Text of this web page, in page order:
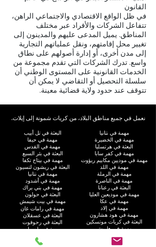
القانون
في ظل الواقع الاقتصادي والاجتماعي الراهن،
تتفاعل الشركات والأفراد عبر مختلف
المناطق. يميل المدعى عليهم والمدينون إلى
تغيير محل إقامتهم، ونقل عملياتهم التجارية
إلى مدن أخرى، أو إدارة أصولهم على نطاق
واسع. تدرك الشركات التي تقدم مجموعة من
الخدمات القانونية على المستوى الوطني أن
سلسلة التحصيل أو التقاضي لا يمكن أن
تتوقف عند حدود ولاية قضائية معينة.
نعمل في جميع مناطق البلاد، من كريات شمونة إلى إيلات.
مهمة في نتانيا
مهمة في الخضيرة
البعثة في هرتسليا
مهمة في كفر سابا
مهمة في موديين مكابيم ريؤوت
البعثة في تل أبيب
مهمة في حيفا
مهمة في القدس
البعثة في بئر السبع
مهمة في بيتاح تكفا
مهمة في اللد
مهمة في الرملة
مهمة في الناصرة
البعثة في رعنانا
مهمة في موديعين العليا
البعثة في ريشون لتسيون
مهمة في نتانيا
مهمة في أشدود
مهمة في بني براك
البعثة في حولون
مهمة في بيت شيمش
مهمة في عكا
مهمة في إلاد
مهمة في هود هشارون
البعثة في كريات موتسكين
مهمة في هاريش
مهمة في كريات يام
مهمة في رامات غان
البعثة في عسقلان
البعثة في رحوفوت
مهمة في بات يام
مهمة في كريات جات
مهمة في راحت
مهمة في العفولة